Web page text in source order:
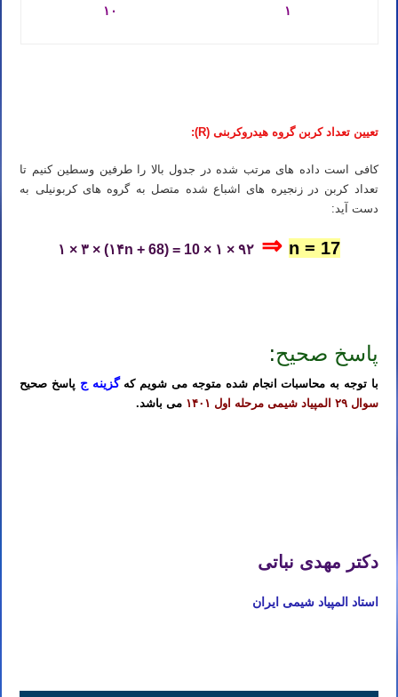
۱ ۱۰
تعیین تعداد کربن گروه هیدروکربنی (R):
کافی است داده های مرتب شده در جدول بالا را طرفین وسطین کنیم تا
تعداد کربن در زنجیره های اشباع شده متصل به گروه های کربونیلی به
دست آید:
۱ × ۳ × (۱۴n + 68) = 10 × ۱ × ۹۲ ⇒ n = 17
پاسخ صحیح:
با توجه به محاسبات انجام شده متوجه می شویم کهگزینه ج پاسخ صحیح
سوال ۲۹ المپیاد شیمی مرحله اول ۱۴۰۱
می باشد.
دکتر مهدی نباتی
استاد المپیاد شیمی ایران